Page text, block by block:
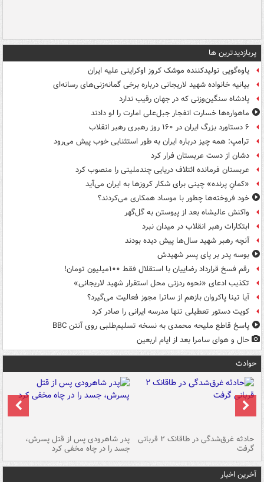
پربازدیدترین ها
یاوه‌گویی تولیدکننده موشک کروز اوکراینی علیه ایران
بیانیه خانواده شهید لاریجانی درباره برخی گمانه‌زنی‌های رسانه‌ای
پادشاه سنگین‌وزنی که در جهان رقیب ندارد
ماهواره‌ها خسارت انفجار جبل‌علی امارت را لو دادند
۶ دستاورد بزرگ ایران در ۱۶۰ روز رهبری رهبر انقلاب
ترامپ: همه چیز درباره ایران به طور استثنایی خوب پیش می‌رود
دشان از دست عربستان فرار کرد
عربستان فرمانده ائتلاف دریایی چندملیتی را منصوب کرد
«کمانِ پرنده» چینی برای شکار کروزها به ایران می‌آید
خود فروخته‌ها چطور با موساد همکاری می‌کردند؟
واکنش عالیشاه بعد از پیوستن به گل‌گهر
ابتکارات رهبر انقلاب در میدان نبرد
آنچه رهبر شهید سال‌ها پیش دیده بودند
بوسه‌ پدر بر پای پسر شهیدش
رقم فسخ قرارداد رضاییان با استقلال فقط ۱۰۰میلیون تومان!
تکذیب ادعای «نحوه ردزنی محل استقرار شهید لاریجانی»
آیا تینا پاکروان بازهم از ساترا مجوز فعالیت می‌گیرد؟
کویت دستور تعطیلی تنها مدرسه ایرانی را صادر کرد
پاسخ قاطع ملیحه محمدی به نسخه تسلیم‌طلبی روی آنتن BBC
حال و هوای سامرا بعد از ایام اربعین
حوادث
حادثه غرق‌شدگی در طاقانک ۲ قربانی
گرفت
پدر شاهرودی پس از قتل پسرش،
جسد را در چاه مخفی کرد
آخرین اخبار